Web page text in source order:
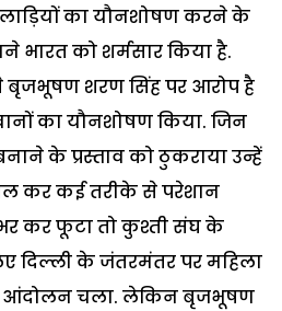
का यौनशोषण करने के
भारत को शर्मसार किया है.
बृजभूषण शरण सिंह पर आरोप है
का यौनशोषण किया. जिन
के प्रस्ताव को ठुकराया उन्हें
कर कई तरीके से परेशान
कर फूटा तो कुश्ती संघ के
दिल्ली के जंतरमंतर पर महिला
आंदोलन चला. लेकिन बृजभूषण